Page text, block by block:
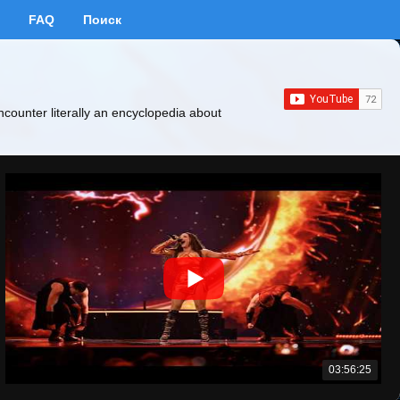
FAQ Поиск
literally an encyclopedia about
03:56:25